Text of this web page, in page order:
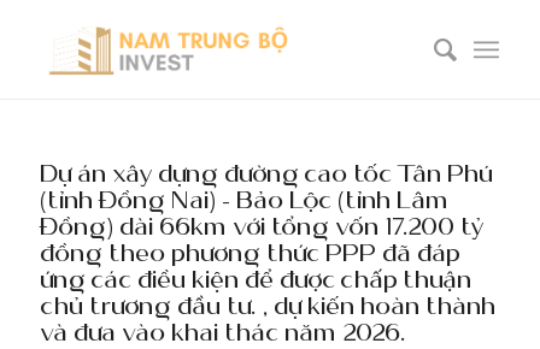
Dự án xây dựng đường cao tốc Tân Phú
(tỉnh Đồng Nai) – Bảo Lộc (tỉnh Lâm
Đồng) dài 66km với tổng vốn 17.200 tỷ
đồng theo phương thức PPP đã đáp
ứng các điều kiện để được chấp thuận
chủ trương đầu tư. , dự kiến hoàn thành
và đưa vào khai thác năm 2026.